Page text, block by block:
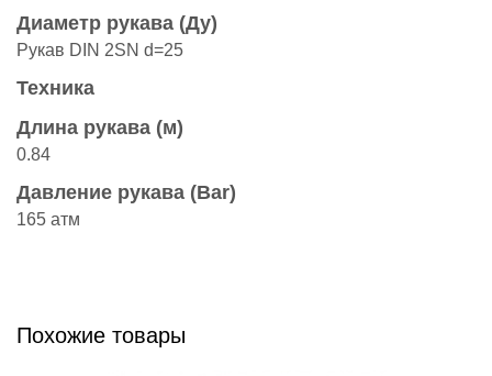
Диаметр рукава (Ду)
Рукав DIN 2SN d=25
Техника
Длина рукава (м)
0.84
Давление рукава (Bar)
165 атм
Похожие товары